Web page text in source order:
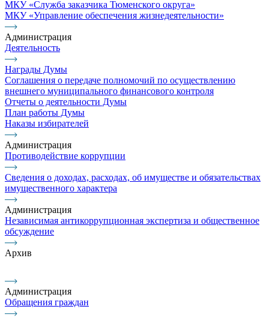
МКУ «Служба заказчика Тюменского округа»
МКУ «Управление обеспечения жизнедеятельности»
Администрация
Деятельность
Награды Думы
Соглашения о передаче полномочий по осуществлению
внешнего муниципального финансового контроля
Отчеты о деятельности Думы
План работы Думы
Наказы избирателей
Администрация
Противодействие коррупции
Сведения о доходах, расходах, об имуществе и обязательствах
имущественного характера
Администрация
Независимая антикоррупционная экспертиза и общественное
обсуждение
Архив
Администрация
Обращения граждан